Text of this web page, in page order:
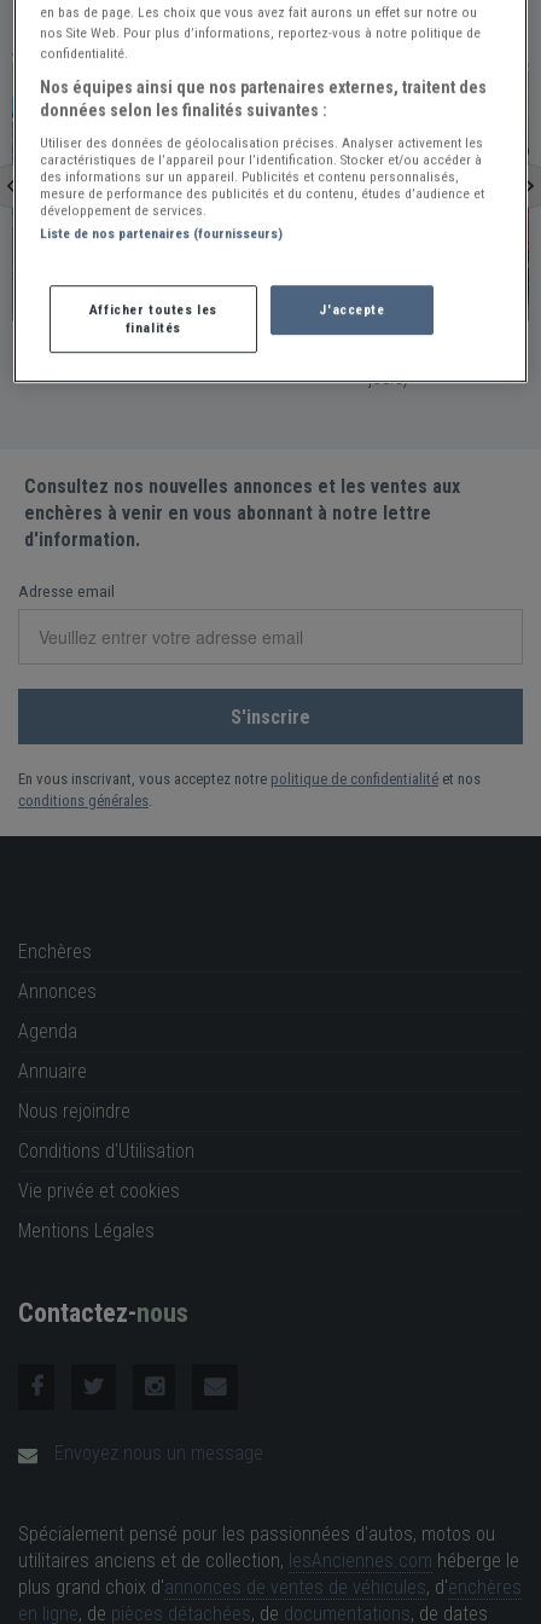
À VOIR ÉGALEMENT
PRO
Espagne
FERRARI 328 GTS - 1988
Espagne / Publiée le 2026-07-25 (Il y a 14 jours)
PRO
Bidart
FERRARI 328 GTS
jours)
Consultez nos nouvelles annonces et les ventes aux
enchères à venir en vous abonnant à notre lettre
d'information.
Adresse email
En vous inscrivant, vous acceptez notre politique de confidentialité et nos
conditions générales.
Enchères
Annonces
Agenda
Annuaire
Nous rejoindre
Conditions d'Utilisation
Vie privée et cookies
Mentions Légales
Contactez-nous
Envoyez nous un message
Spécialement pensé pour les passionnées d'autos, motos ou
utilitaires anciens et de collection, lesAnciennes.com héberge le
plus grand choix d'annonces de ventes de véhicules, d'enchères
en ligne, de pièces détachées, de documentations, de dates
en bas de page. Les choix que vous avez fait aurons un effet sur notre ou
nos Site Web. Pour plus d’informations, reportez-vous à notre politique de
confidentialité.
Nos équipes ainsi que nos partenaires externes, traitent des
données selon les finalités suivantes :
Utiliser des données de géolocalisation précises. Analyser activement les
caractéristiques de l’appareil pour l’identification. Stocker et/ou accéder à
des informations sur un appareil. Publicités et contenu personnalisés,
mesure de performance des publicités et du contenu, études d’audience et
développement de services.
Liste de nos partenaires (fournisseurs)
Afficher toutes les
finalités
J'accepte